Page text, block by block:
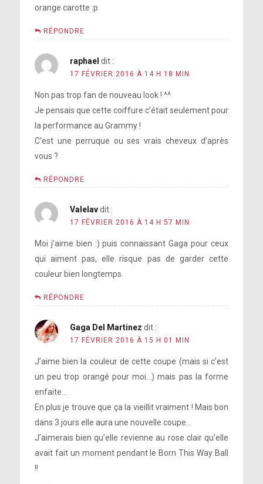
orange carotte :p
RÉPONDRE
raphael dit :
17 FÉVRIER 2016 À 14 H 18 MIN
Non pas trop fan de nouveau look ! ^^
Je pensais que cette coiffure c’était seulement pour
la performance au Grammy !
C’est une perruque ou ses vrais cheveux d’après
vous ?
RÉPONDRE
Valelav dit :
17 FÉVRIER 2016 À 14 H 57 MIN
Moi j’aime bien :) puis connaissant Gaga pour ceux
qui aiment pas, elle risque pas de garder cette
couleur bien longtemps.
RÉPONDRE
Gaga Del Martinez dit :
17 FÉVRIER 2016 À 15 H 01 MIN
J’aime bien la couleur de cette coupe (mais si c’est
un peu trop orangé pour moi…) mais pas la forme
enfaite…
En plus je trouve que ça la vieillit vraiment ! Mais bon
dans 3 jours elle aura une nouvelle coupe…
J’aimerais bien qu’elle revienne au rose clair qu’elle
avait fait un moment pendant le Born This Way Ball
!!